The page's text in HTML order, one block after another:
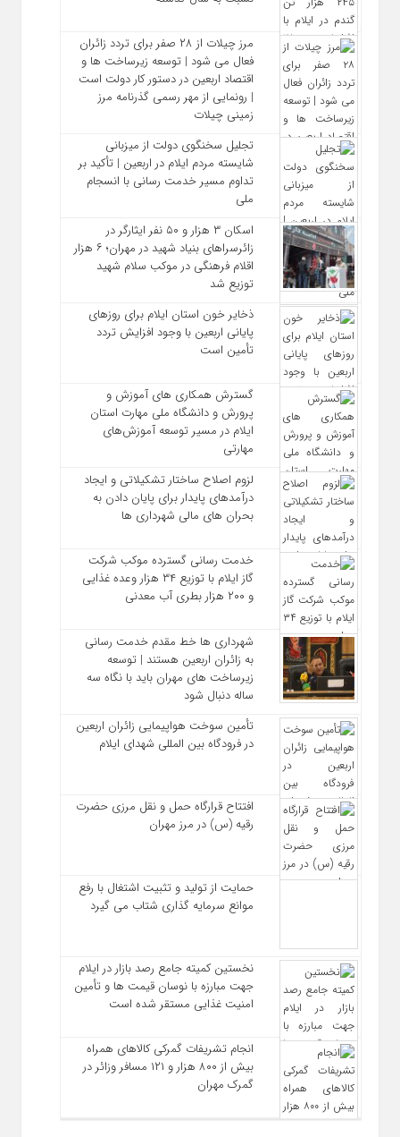
مرز چیلات از ۲۸ صفر برای تردد زائران
فعال می‌ شود | توسعه زیرساخت‌ ها و
اقتصاد اربعین در دستور کار دولت است
| رونمایی از مهر رسمی گذرنامه مرز
زمینی چیلات
تجلیل سخنگوی دولت از میزبانی
شایسته مردم ایلام در اربعین | تأکید بر
تداوم مسیر خدمت‌ رسانی با انسجام
ملی
اسکان ۳ هزار و ۵۰ نفر ایثارگر در
زائرسراهای بنیاد شهید در مهران؛ ۶ هزار
اقلام فرهنگی در موکب سلام شهید
توزیع شد
ذخایر خون استان ایلام برای روزهای
پایانی اربعین با وجود افزایش تردد
تأمین است
گسترش همکاری‌ های آموزش و
پرورش و دانشگاه ملی مهارت استان
ایلام در مسیر توسعه آموزش‌های
مهارتی
لزوم اصلاح ساختار تشکیلاتی و ایجاد
درآمدهای پایدار برای پایان دادن به
بحران‌ های مالی شهرداری‌ ها
خدمت رسانی گسترده موکب شرکت
گاز ایلام با توزیع ۳۴ هزار وعده غذایی
و ۲۰۰ هزار بطری آب معدنی
شهرداری‌ ها خط مقدم خدمت ‌رسانی
به زائران اربعین هستند | توسعه
زیرساخت ‌های مهران باید با نگاه سه‌
ساله دنبال شود
تأمین سوخت هواپیمایی زائران اربعین
در فرودگاه بین المللی شهدای ایلام
افتتاح قرارگاه حمل‌ و نقل مرزی حضرت
رقیه (س) در مرز مهران
حمایت از تولید و تثبیت اشتغال با رفع
موانع سرمایه‌ گذاری شتاب می‌ گیرد
نخستین کمیته جامع رصد بازار در ایلام
جهت مبارزه با نوسان قیمت‌ ها و تأمین
امنیت غذایی مستقر شده است
انجام تشریفات گمرکی کالاهای همراه
بیش از ۸۰۰ هزار و ۱۲۱ مسافر وزائر در
گمرک مهران